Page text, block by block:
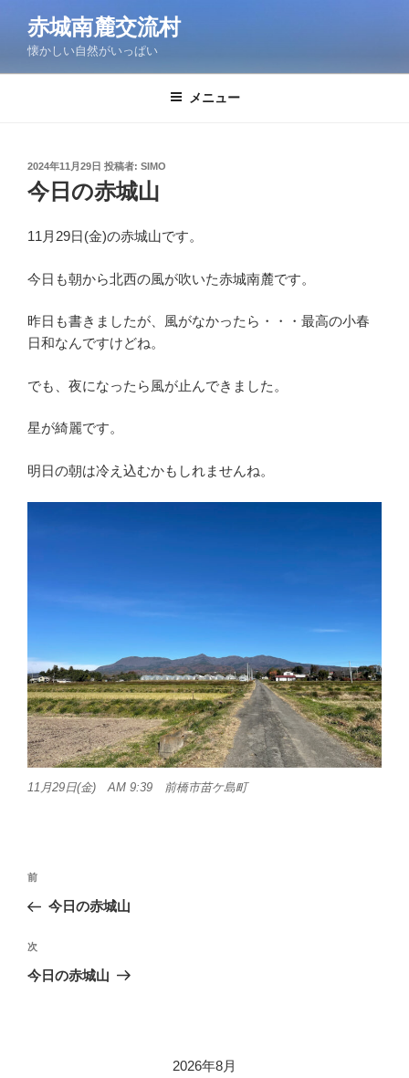
ン
赤城南麓交流村
懐かしい自然がいっぱい
メニュー
投
稿
日:
2024年11月29日 投稿者: SIMO
今日の赤城山
11月29日(金)の赤城山です。
今日も朝から北西の風が吹いた赤城南麓です。
昨日も書きましたが、風がなかったら・・・最高の小春
日和なんですけどね。
でも、夜になったら風が止んできました。
星が綺麗です。
明日の朝は冷え込むかもしれませんね。
11月29日(金) AM 9:39 前橋市苗ケ島町
投
ナ
ビ
ゲ
前
の
稿
前
今日の赤城山
次
の
次
今日の赤城山
2026年8月